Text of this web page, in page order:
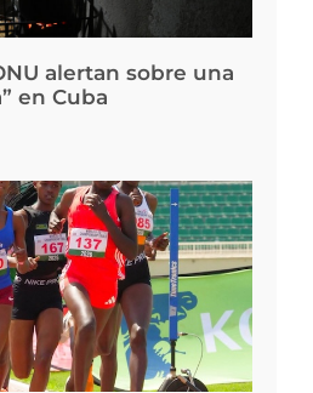
alertan sobre una
en Cuba